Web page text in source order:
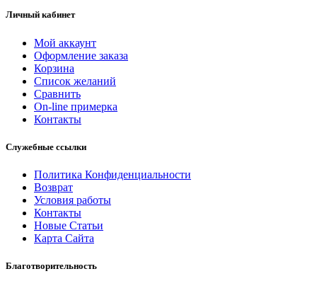
Личный кабинет
Мой аккаунт
Оформление заказа
Корзина
Список желаний
Сравнить
On-line примерка
Контакты
Служебные ссылки
Политика Конфиденциальности
Возврат
Условия работы
Контакты
Новые Статьи
Карта Сайта
Благотворительность